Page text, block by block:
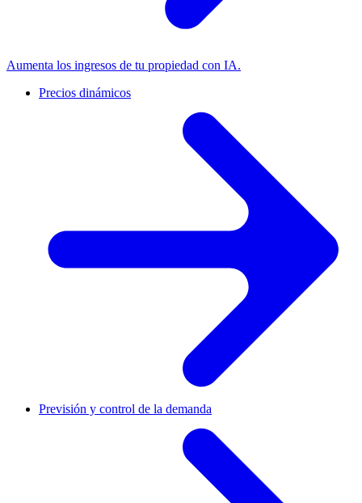
Aumenta los ingresos de tu propiedad con IA.
Precios dinámicos
Previsión y control de la demanda